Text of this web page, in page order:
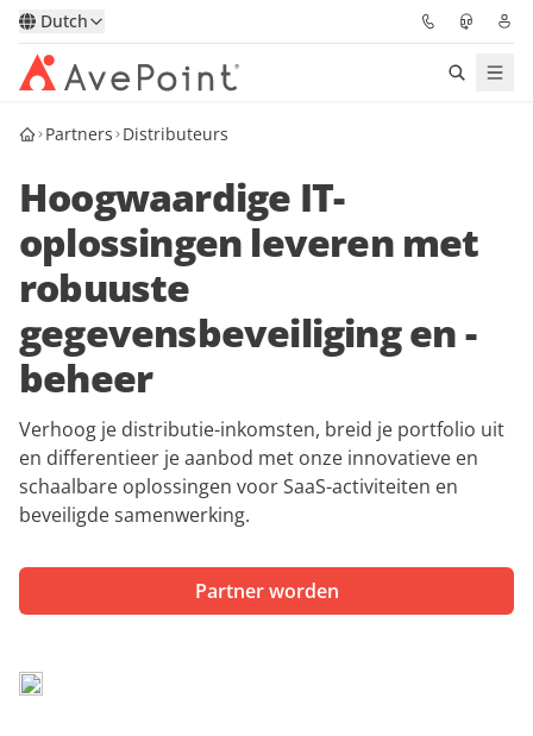
Dutch
Oplossingen
Confidence Platform
Prijzen
Partners
Bronnen
Over
Neem contact op met een
Partners Distributeurs
Hoogwaardige IT-
oplossingen leveren met
robuuste
gegevensbeveiliging en -
beheer
Verhoog je distributie-inkomsten, breid je portfolio uit
en differentieer je aanbod met onze innovatieve en
schaalbare oplossingen voor SaaS-activiteiten en
beveiligde samenwerking.
Partner worden